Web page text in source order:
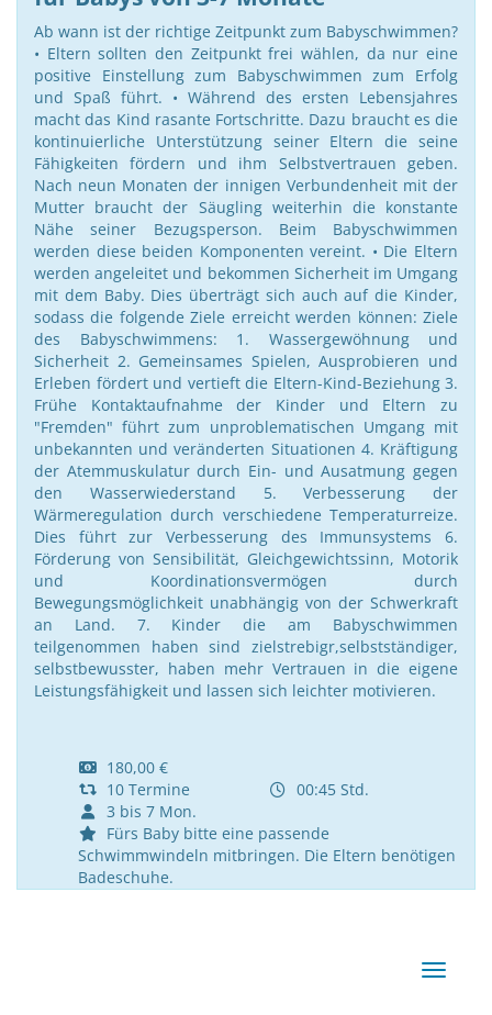
Ab wann ist der richtige Zeitpunkt zum Babyschwimmen?
• Eltern sollten den Zeitpunkt frei wählen, da nur eine
positive Einstellung zum Babyschwimmen zum Erfolg
und Spaß führt. • Während des ersten Lebensjahres
macht das Kind rasante Fortschritte. Dazu braucht es die
kontinuierliche Unterstützung seiner Eltern die seine
Fähigkeiten fördern und ihm Selbstvertrauen geben.
Nach neun Monaten der innigen Verbundenheit mit der
Mutter braucht der Säugling weiterhin die konstante
Nähe seiner Bezugsperson. Beim Babyschwimmen
werden diese beiden Komponenten vereint. • Die Eltern
werden angeleitet und bekommen Sicherheit im Umgang
mit dem Baby. Dies überträgt sich auch auf die Kinder,
sodass die folgende Ziele erreicht werden können: Ziele
des Babyschwimmens: 1. Wassergewöhnung und
Sicherheit 2. Gemeinsames Spielen, Ausprobieren und
Erleben fördert und vertieft die Eltern-Kind-Beziehung 3.
Frühe Kontaktaufnahme der Kinder und Eltern zu
"Fremden" führt zum unproblematischen Umgang mit
unbekannten und veränderten Situationen 4. Kräftigung
der Atemmuskulatur durch Ein- und Ausatmung gegen
den Wasserwiederstand 5. Verbesserung der
Wärmeregulation durch verschiedene Temperaturreize.
Dies führt zur Verbesserung des Immunsystems 6.
Förderung von Sensibilität, Gleichgewichtssinn, Motorik
und Koordinationsvermögen durch
Bewegungsmöglichkeit unabhängig von der Schwerkraft
an Land. 7. Kinder die am Babyschwimmen
teilgenommen haben sind zielstrebigr,selbstständiger,
selbstbewusster, haben mehr Vertrauen in die eigene
Leistungsfähigkeit und lassen sich leichter motivieren.
180,00 €
10 Termine
00:45 Std.
3 bis 7 Mon.
Fürs Baby bitte eine passende
Schwimmwindeln mitbringen. Die Eltern benötigen
Badeschuhe.